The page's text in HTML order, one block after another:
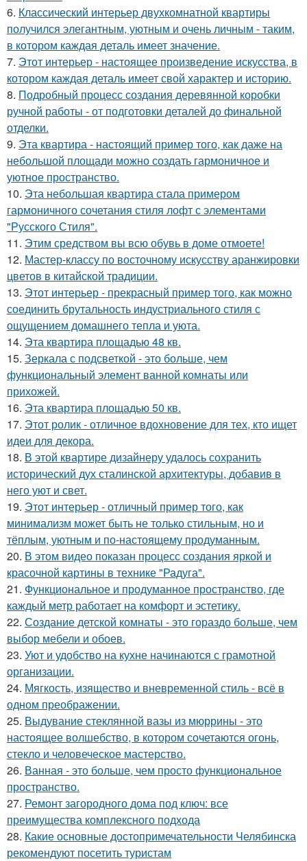
6. Классический интерьер двухкомнатной квартиры
получился элегантным, уютным и очень личным - таким,
в котором каждая деталь имеет значение.
7. Этот интерьер - настоящее произведение искусства, в
котором каждая деталь имеет свой характер и историю.
8. Подробный процесс создания деревянной коробки
ручной работы - от подготовки деталей до финальной
отделки.
9. Эта квартира - настоящий пример того, как даже на
небольшой площади можно создать гармоничное и
уютное пространство.
10. Эта небольшая квартира стала примером
гармоничного сочетания стиля лофт с элементами
"Русского Стиля".
11. Этим средством вы всю обувь в доме отмоете!
12. Мастер-классу по восточному искусству аранжировки
цветов в китайской традиции.
13. Этот интерьер - прекрасный пример того, как можно
соединить брутальность индустриального стиля с
ощущением домашнего тепла и уюта.
14. Эта квартира площадью 48 кв.
15. Зеркала с подсветкой - это больше, чем
функциональный элемент ванной комнаты или
прихожей.
16. Эта квартира площадью 50 кв.
17. Этот ролик - отличное вдохновение для тех, кто ищет
идеи для декора.
18. В этой квартире дизайнеру удалось сохранить
исторический дух сталинской архитектуры, добавив в
него уют и свет.
19. Этот интерьер - отличный пример того, как
минимализм может быть не только стильным, но и
тёплым, уютным и по-настоящему продуманным.
20. В этом видео показан процесс создания яркой и
красочной картины в технике "Радуга".
21. Функциональное и продуманное пространство, где
каждый метр работает на комфорт и эстетику.
22. Создание детской комнаты - это гораздо больше, чем
выбор мебели и обоев.
23. Уют и удобство на кухне начинаются с грамотной
организации.
24. Мягкость, изящество и вневременной стиль - всё в
одном преображении.
25. Выдувание стеклянной вазы из мюррины - это
настоящее волшебство, в котором сочетаются огонь,
стекло и человеческое мастерство.
26. Ванная - это больше, чем просто функциональное
пространство.
27. Ремонт загородного дома под ключ: все
преимущества комплексного подхода
28. Какие основные достопримечательности Челябинска
рекомендуют посетить туристам